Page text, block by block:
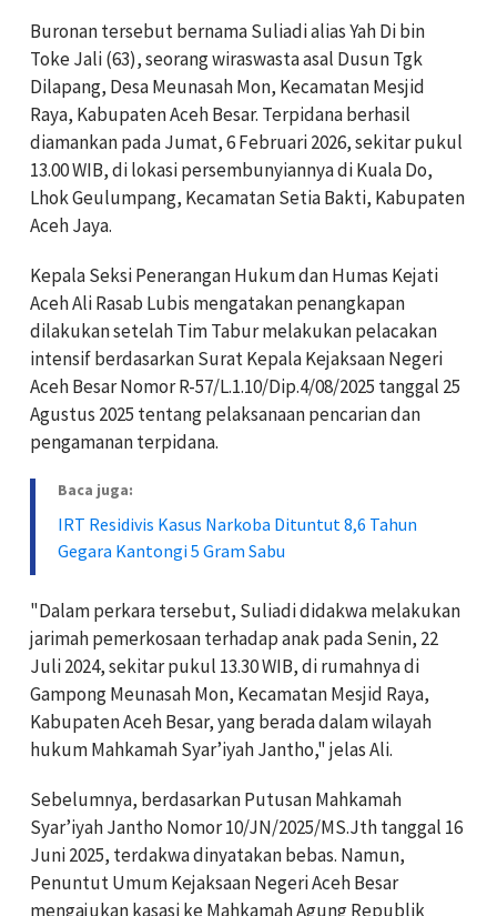
Buronan tersebut bernama Suliadi alias Yah Di bin
Toke Jali (63), seorang wiraswasta asal Dusun Tgk
Dilapang, Desa Meunasah Mon, Kecamatan Mesjid
Raya, Kabupaten Aceh Besar. Terpidana berhasil
diamankan pada Jumat, 6 Februari 2026, sekitar pukul
13.00 WIB, di lokasi persembunyiannya di Kuala Do,
Lhok Geulumpang, Kecamatan Setia Bakti, Kabupaten
Aceh Jaya.
Kepala Seksi Penerangan Hukum dan Humas Kejati
Aceh Ali Rasab Lubis mengatakan penangkapan
dilakukan setelah Tim Tabur melakukan pelacakan
intensif berdasarkan Surat Kepala Kejaksaan Negeri
Aceh Besar Nomor R-57/L.1.10/Dip.4/08/2025 tanggal 25
Agustus 2025 tentang pelaksanaan pencarian dan
pengamanan terpidana.
Baca juga:
IRT Residivis Kasus Narkoba Dituntut 8,6 Tahun
Gegara Kantongi 5 Gram Sabu
"Dalam perkara tersebut, Suliadi didakwa melakukan
jarimah pemerkosaan terhadap anak pada Senin, 22
Juli 2024, sekitar pukul 13.30 WIB, di rumahnya di
Gampong Meunasah Mon, Kecamatan Mesjid Raya,
Kabupaten Aceh Besar, yang berada dalam wilayah
hukum Mahkamah Syar’iyah Jantho," jelas Ali.
Sebelumnya, berdasarkan Putusan Mahkamah
Syar’iyah Jantho Nomor 10/JN/2025/MS.Jth tanggal 16
Juni 2025, terdakwa dinyatakan bebas. Namun,
Penuntut Umum Kejaksaan Negeri Aceh Besar
mengajukan kasasi ke Mahkamah Agung Republik